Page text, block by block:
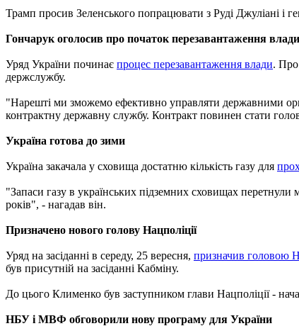
Трамп просив Зеленського попрацювати з Руді Джуліані і
Гончарук оголосив про початок перезавантаження влади
Уряд України починає процес перезавантаження влади. Про
держслужбу.
"Нарешті ми зможемо ефективно управляти державними
контрактну державну службу. Контракт повинен стати
Україна готова до зими
Україна закачала у сховища достатню кількість газу для
"Запаси газу в українських підземних сховищах
років", - нагадав він.
Призначено нового голову Нацполіції
Уряд на засіданні в середу, 25 вересня, призначив головою
був присутній на засіданні Кабміну.
До цього Клименко був заступником глави Нацполіції -
НБУ і МВФ обговорили нову програму для України